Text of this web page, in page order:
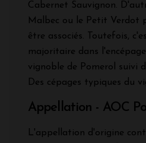
Cabernet Sauvignon.
Malbec ou le Petit Verdot
être associés. Toutefois,
majoritaire dans
vignoble de Pomerol suivi
Des cépages typiques du
Appellation - AOC
L'appellation d'origine